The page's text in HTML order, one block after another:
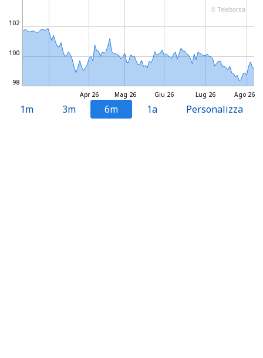
Mag 26 Lug 26
Apr 26 Giu 26 Ago 26
98
100
102
© Teleborsa
1m 3m 6m 1a Personalizza